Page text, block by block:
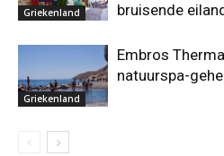
Griekenland
bruisende
Griekenland
Embros
natuurspa-